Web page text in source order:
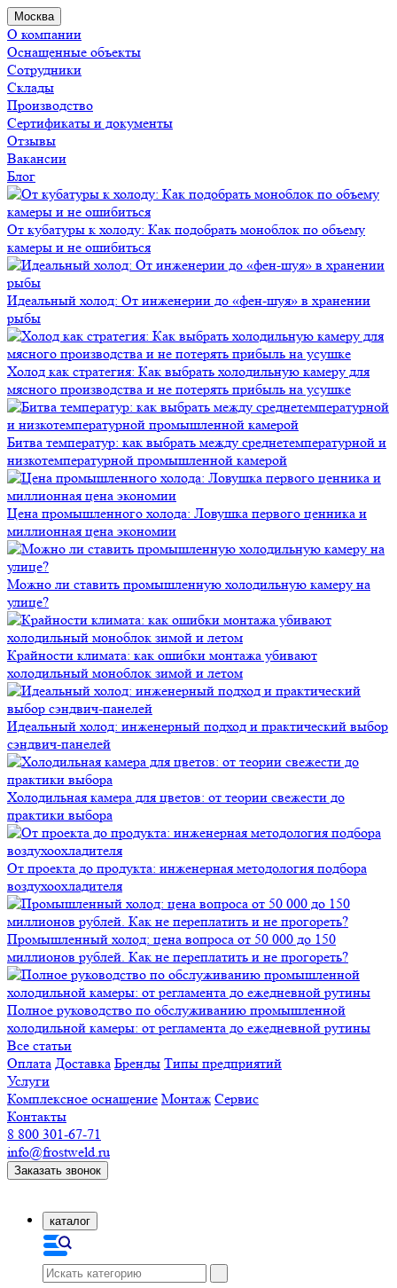
Москва
О компании
Оснащенные объекты
Сотрудники
Склады
Производство
Сертификаты и документы
Отзывы
Вакансии
Блог
От кубатуры к холоду: Как подобрать моноблок по объему
камеры и не ошибиться
Идеальный холод: От инженерии до «фен-шуя» в хранении
рыбы
Холод как стратегия: Как выбрать холодильную камеру для
мясного производства и не потерять прибыль на усушке
Битва температур: как выбрать между среднетемпературной и
низкотемпературной промышленной камерой
Цена промышленного холода: Ловушка первого ценника и
миллионная цена экономии
Можно ли ставить промышленную холодильную камеру на
улице?
Крайности климата: как ошибки монтажа убивают
холодильный моноблок зимой и летом
Идеальный холод: инженерный подход и практический выбор
сэндвич-панелей
Холодильная камера для цветов: от теории свежести до
практики выбора
От проекта до продукта: инженерная методология подбора
воздухоохладителя
Промышленный холод: цена вопроса от 50 000 до 150
миллионов рублей. Как не переплатить и не прогореть?
Полное руководство по обслуживанию промышленной
холодильной камеры: от регламента до ежедневной рутины
Все статьи
Оплата Доставка Бренды Типы предприятий
Услуги
Комплексное оснащение Монтаж Сервис
Контакты
8 800 301-67-71
info@frostweld.ru
Заказать звонок
каталог